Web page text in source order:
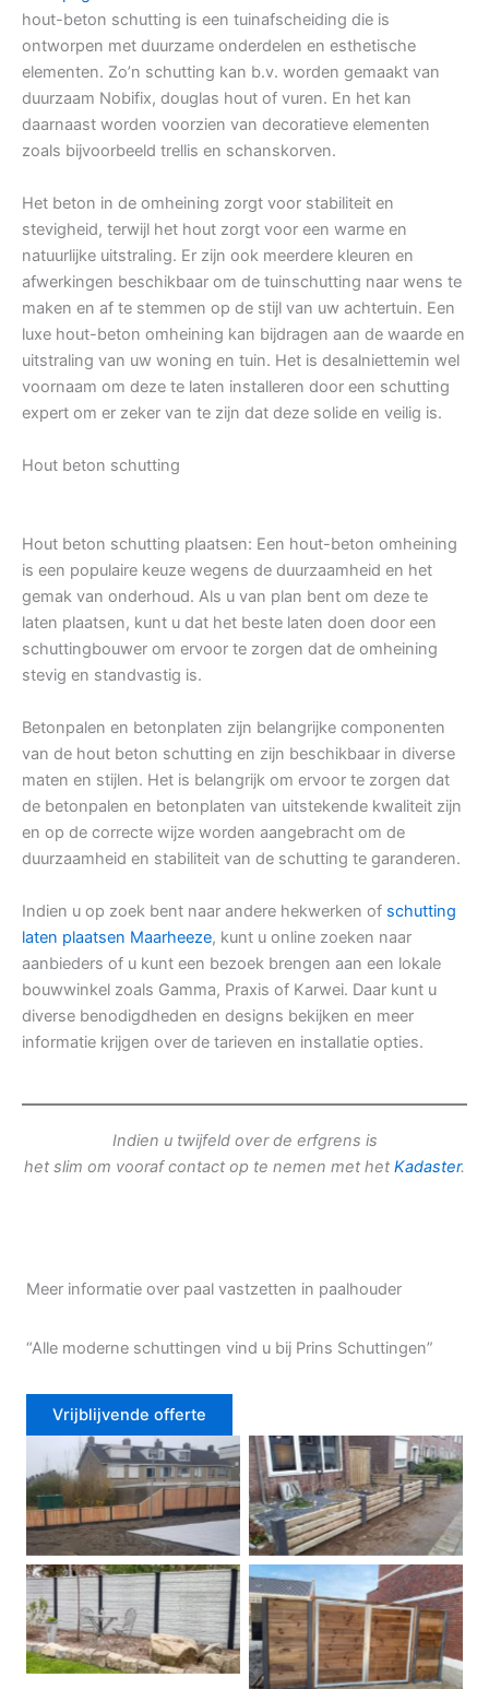
hout-beton schutting is een tuinafscheiding die is
ontworpen met duurzame onderdelen en esthetische
elementen. Zo’n schutting kan b.v. worden gemaakt van
duurzaam Nobifix, douglas hout of vuren. En het kan
daarnaast worden voorzien van decoratieve elementen
zoals bijvoorbeeld trellis en schanskorven.
Het beton in de omheining zorgt voor stabiliteit en
stevigheid, terwijl het hout zorgt voor een warme en
natuurlijke uitstraling. Er zijn ook meerdere kleuren en
afwerkingen beschikbaar om de tuinschutting naar wens te
maken en af te stemmen op de stijl van uw achtertuin. Een
luxe hout-beton omheining kan bijdragen aan de waarde en
uitstraling van uw woning en tuin. Het is desalniettemin wel
voornaam om deze te laten installeren door een schutting
expert om er zeker van te zijn dat deze solide en veilig is.
Hout beton schutting
Hout beton schutting plaatsen: Een hout-beton omheining
is een populaire keuze wegens de duurzaamheid en het
gemak van onderhoud. Als u van plan bent om deze te
laten plaatsen, kunt u dat het beste laten doen door een
schuttingbouwer om ervoor te zorgen dat de omheining
stevig en standvastig is.
Betonpalen en betonplaten zijn belangrijke componenten
van de hout beton schutting en zijn beschikbaar in diverse
maten en stijlen. Het is belangrijk om ervoor te zorgen dat
de betonpalen en betonplaten van uitstekende kwaliteit zijn
en op de correcte wijze worden aangebracht om de
duurzaamheid en stabiliteit van de schutting te garanderen.
Indien u op zoek bent naar andere hekwerken of schutting
laten plaatsen Maarheeze, kunt u online zoeken naar
aanbieders of u kunt een bezoek brengen aan een lokale
bouwwinkel zoals Gamma, Praxis of Karwei. Daar kunt u
diverse benodigdheden en designs bekijken en meer
informatie krijgen over de tarieven en installatie opties.
Indien u twijfeld over de erfgrens is
het slim om vooraf contact op te nemen met het Kadaster.
Meer informatie over paal vastzetten in paalhouder
“Alle moderne schuttingen vind u bij Prins Schuttingen”
Vrijblijvende offerte
Douglas schutting Tuinhek voortuin
Betonschutting
Dubbele poort